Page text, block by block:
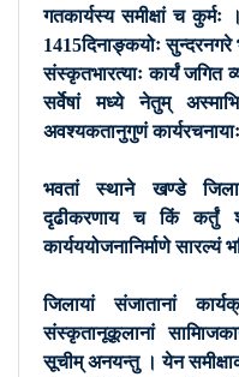
गतकार्यस्य समीक्षां च कुर्मः
1415दिनाङ्कयोः सुन्दरनगरे
संस्कृतभारत्याः कार्यं जगित
सर्वेषां मध्ये नेतुम्
अवश्यकतानुगुणं
भवतां स्थाने खण्डे
दृढीकरणाय च किं कर्तुं
कार्यययोजनानिर्माणे सारल्यं
जिलायां संजातानां
संस्कृतानूकूलानां
सूचीम् अनयन्तु । येन